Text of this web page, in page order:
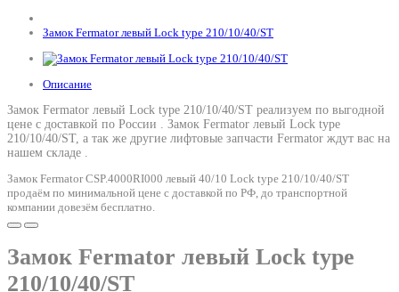
Замок Fermator левый Lock type 210/10/40/ST
Описание
Замок Fermator левый Lock type 210/10/40/ST реализуем по выгодной
цене с доставкой по России . Замок Fermator левый Lock type
210/10/40/ST, а так же другие лифтовые запчасти Fermator ждут вас на
нашем складе .
Замок Fermator CSP.4000RI000 левый 40/10 Lock type 210/10/40/ST
продаём по минимальной цене с доставкой по РФ, до транспортной
компании довезём бесплатно.
Замок Fermator левый Lock type
210/10/40/ST